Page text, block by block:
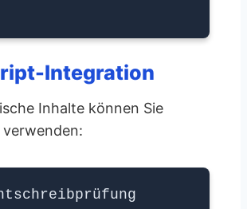
Integration
Inhalte können Sie
verwenden: